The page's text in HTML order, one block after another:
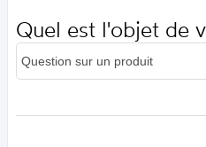
Quel est l'objet de